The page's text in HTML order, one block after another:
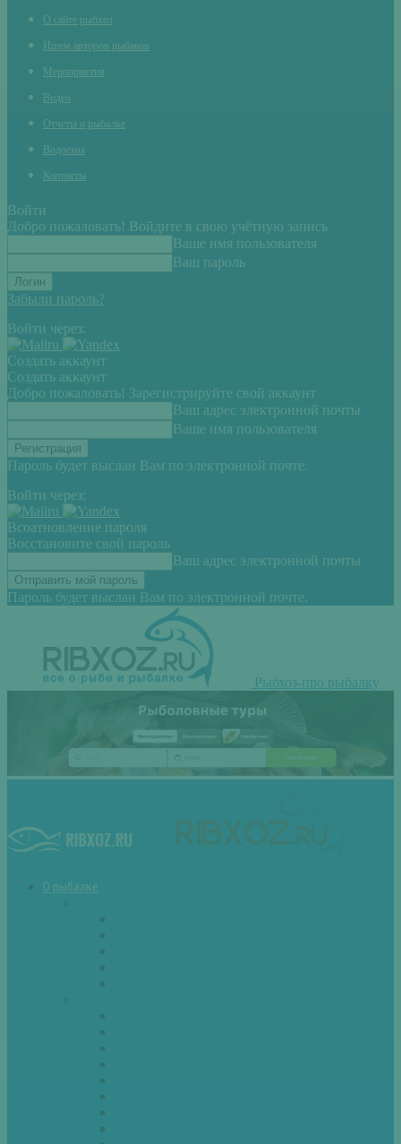
О сайте рыбхоз
Ищем авторов рыбаков
Мероприятия
Видео
Отчеты о рыбалке
Водоемы
Контакты
Войти
Добро пожаловать! Войдите в свою учётную запись
Ваше имя пользователя
Ваш пароль
Забыли пароль?
Войти через:
Создать аккаунт
Создать аккаунт
Добро пожаловать! Зарегистрируйте свой аккаунт
Ваш адрес электронной почты
Ваше имя пользователя
Пароль будет выслан Вам по электронной почте.
Войти через:
Всоатновление пароля
Восстановите свой пароль
Ваш адрес электронной почты
Пароль будет выслан Вам по электронной почте.
Рыбхоз-про рыбалку
О рыбалке